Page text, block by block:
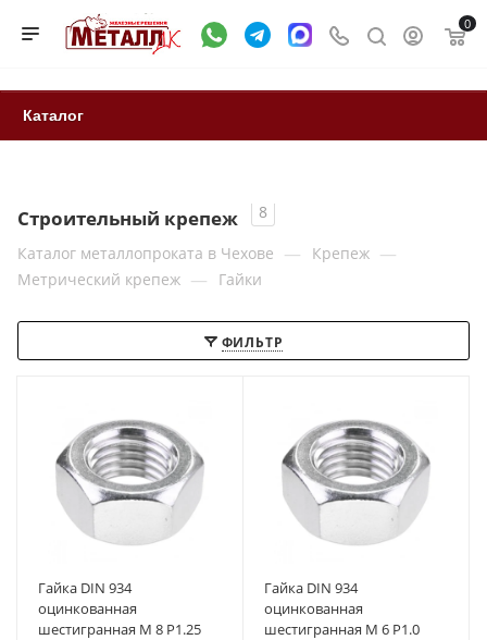
0
Каталог
Строительный крепеж
8
Каталог металлопроката в Чехове — Крепеж —
Метрический крепеж — Гайки
ФИЛЬТР
Гайка DIN 934
оцинкованная
шестигранная M 8 P1.25
Гайка DIN 934
оцинкованная
шестигранная M 6 P1.0